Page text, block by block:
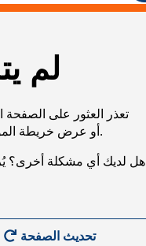
لم
تعذر العثور على
URL، أو عرض خريطة الموقع الخاصة بنا لمساعدتك في العثور على ما تريد.
هل لديك أي مشكلة أخرى؟